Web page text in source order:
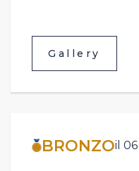
Gallery
BRONZOil